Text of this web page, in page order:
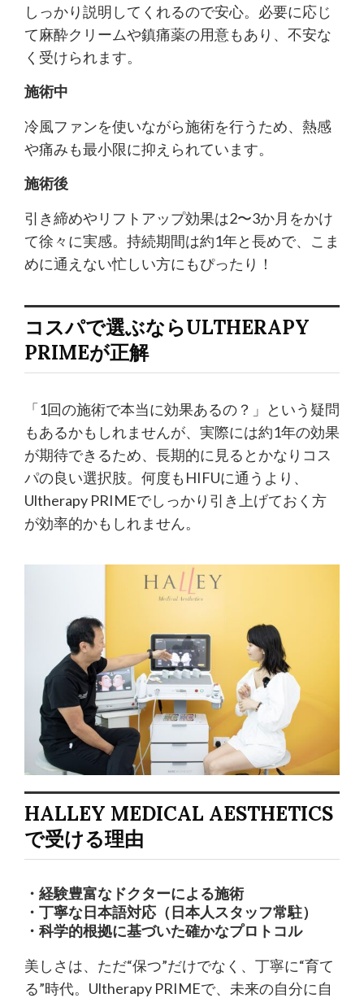
しっかり説明してくれるので安心。必要に応じ
て麻酔クリームや鎮痛薬の用意もあり、不安な
く受けられます。
施術中
冷風ファンを使いながら施術を行うため、熱感
や痛みも最小限に抑えられています。
施術後
引き締めやリフトアップ効果は2〜3か月をかけ
て徐々に実感。持続期間は約1年と長めで、こま
めに通えない忙しい方にもぴったり！
コスパで選ぶならULTHERAPY
PRIMEが正解
「1回の施術で本当に効果あるの？」という疑問
もあるかもしれませんが、実際には約1年の効果
が期待できるため、長期的に見るとかなりコス
パの良い選択肢。何度もHIFUに通うより、
Ultherapy PRIMEでしっかり引き上げておく方
が効率的かもしれません。
HALLEY MEDICAL AESTHETICS
で受ける理由
・経験豊富なドクターによる施術
・丁寧な日本語対応（日本人スタッフ常駐）
・科学的根拠に基づいた確かなプロトコル
美しさは、ただ“保つ”だけでなく、丁寧に“育て
る”時代。Ultherapy PRIMEで、未来の自分に自